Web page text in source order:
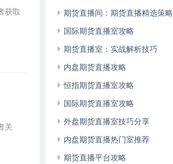
获取
关
期货直播间：期货直播精选策略
国际期货直播室攻略
期货直播室：实战解析技巧
内盘期货直播攻略
恒指期货直播室攻略
国际期货直播室攻略
外盘期货直播室技巧分享
内盘期货直播热门室推荐
期货直播平台攻略